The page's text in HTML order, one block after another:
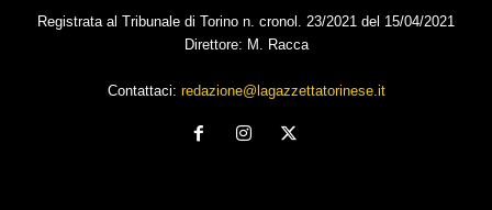
Registrata al Tribunale di Torino n. cronol. 23/2021 del 15/04/2021
Direttore: M. Racca
Contattaci: redazione@lagazzettatorinese.it